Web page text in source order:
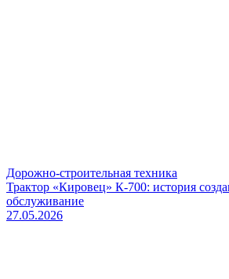
Дорожно-строительная техника
Трактор «Кировец» К-700: история
обслуживание
27.05.2026